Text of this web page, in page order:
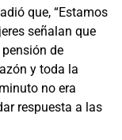
que, “Estamos
señalan que
de
y toda la
no era
respuesta a las